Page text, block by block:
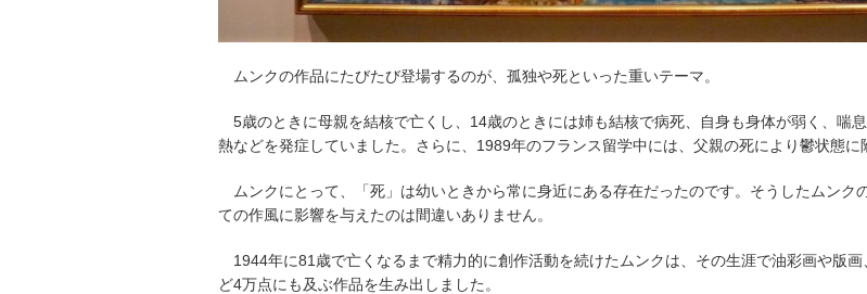
ムンクの作品にたびたび登場するのが、孤独や死といった重いテーマ。
5歳のときに母親を結核で亡くし、14歳のときには姉も結核で病死、自身も身体が弱く、喘
熱などを発症していました。さらに、1989年のフランス留学中には、父親の死により鬱状態に
ムンクにとって、「死」は幼いときから常に身近にある存在だったのです。そうしたムンク
ての作風に影響を与えたのは間違いありません。
1944年に81歳で亡くなるまで精力的に創作活動を続けたムンクは、その生涯で油彩画や版
ど4万点にも及ぶ作品を生み出しました。